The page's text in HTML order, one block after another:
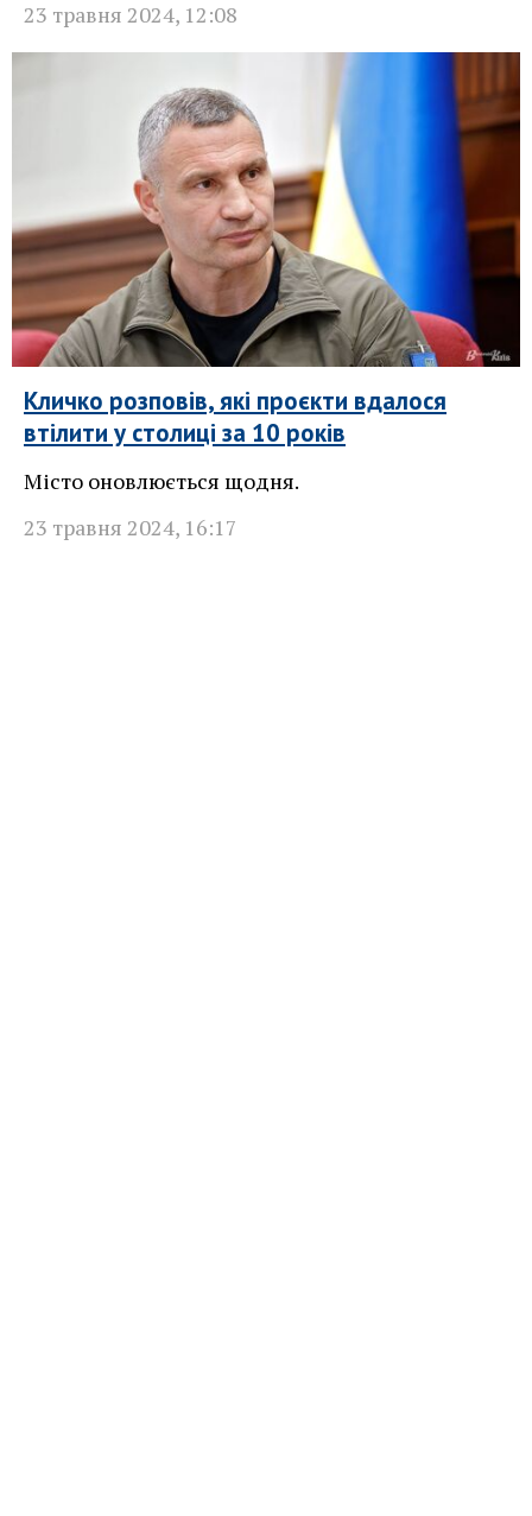
23 травня 2024, 12:08
Кличко розповів, які проєкти вдалося
втілити у столиці за 10 років
Місто оновлюється щодня.
23 травня 2024, 16:17